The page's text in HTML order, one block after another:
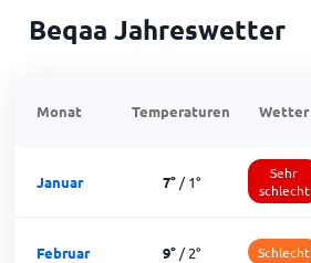
Beqaa Jahreswetter
Monat Temperaturen Wetter
Januar 7°/1°
Sehr
schlecht
Februar 9°/2° Schlecht